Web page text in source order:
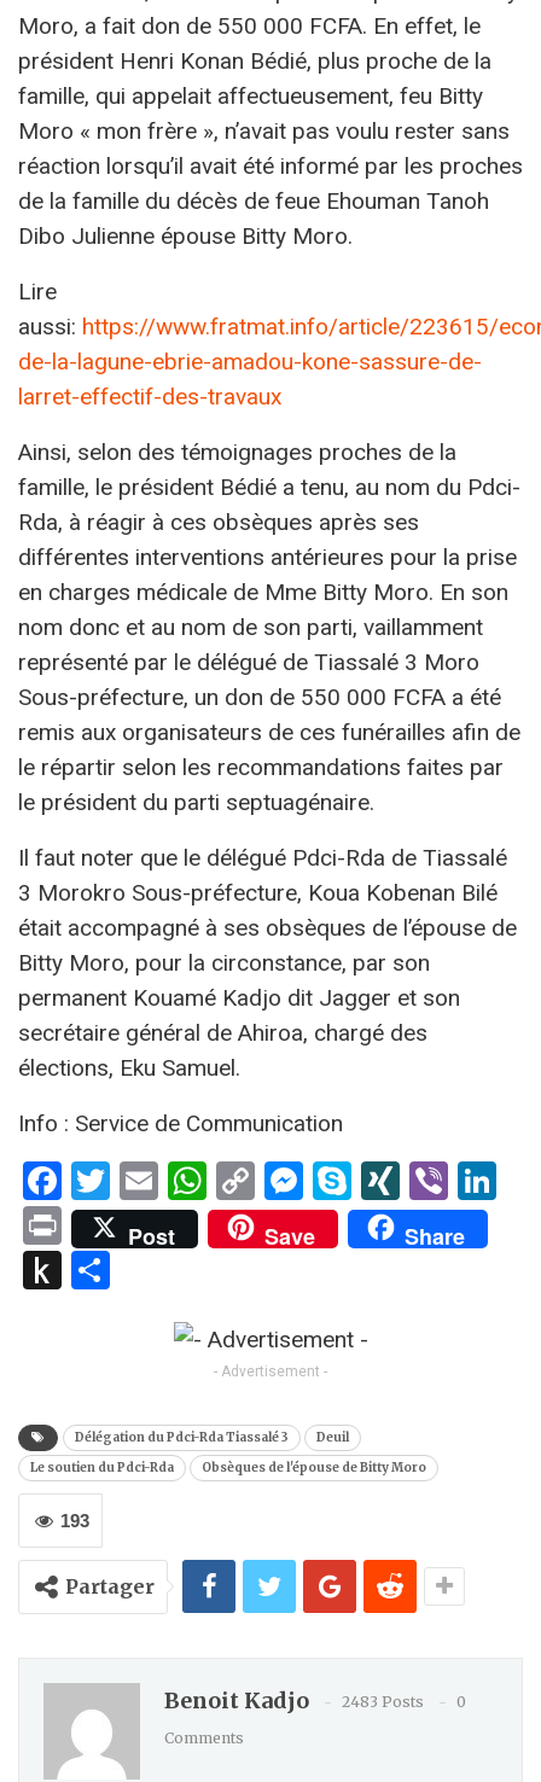
Moro, a fait don de 550 000 FCFA. En effet, le
président Henri Konan Bédié, plus proche de la
famille, qui appelait affectueusement, feu Bitty
Moro « mon frère », n’avait pas voulu rester sans
réaction lorsqu’il avait été informé par les proches
de la famille du décès de feue Ehouman Tanoh
Dibo Julienne épouse Bitty Moro.
Lire
aussi: https://www.fratmat.info/article/223615/
de-la-lagune-ebrie-amadou-kone-sassure-de-
larret-effectif-des-travaux
Ainsi, selon des témoignages proches de la
famille, le président Bédié a tenu, au nom du Pdci-
Rda, à réagir à ces obsèques après ses
différentes interventions antérieures pour la prise
en charges médicale de Mme Bitty Moro. En son
nom donc et au nom de son parti, vaillamment
représenté par le délégué de Tiassalé 3 Moro
Sous-préfecture, un don de 550 000 FCFA a été
remis aux organisateurs de ces funérailles afin de
le répartir selon les recommandations faites par
le président du parti septuagénaire.
Il faut noter que le délégué Pdci-Rda de Tiassalé
3 Morokro Sous-préfecture, Koua Kobenan Bilé
était accompagné à ses obsèques de l’épouse de
Bitty Moro, pour la circonstance, par son
permanent Kouamé Kadjo dit Jagger et son
secrétaire général de Ahiroa, chargé des
élections, Eku Samuel.
Info : Service de Communication
Facebook
Twitter
EmailWhatsApp
Copy
Link
Messenger
SkypeXING
Viber
PrintPost Save Share
Push
- Advertisement -
Délégation du Pdci-Rda Tiassalé 3
Deuil
Le soutien du Pdci-Rda
Obsèques de l'épouse de Bitty Moro
193
Partager
Benoit Kadjo 2483 Posts
0
Comments